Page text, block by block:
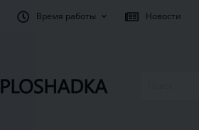
Время работы Новости